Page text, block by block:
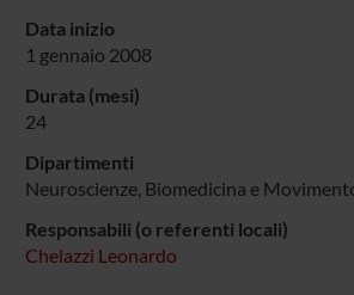
Data inizio
1 gennaio 2008
Durata (mesi)
24
Dipartimenti
Neuroscienze, Biomedicina e
Responsabili (o referenti locali)
Chelazzi Leonardo